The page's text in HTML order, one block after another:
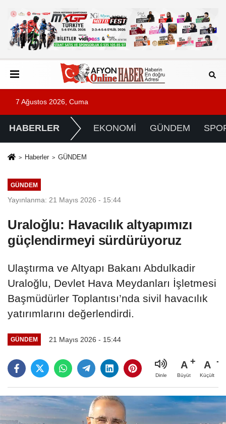
7 Ağustos 2026, Cuma
HABERLER EKONOMİ GÜNDEM
Haberler GÜNDEM
GÜNDEM
Yayınlanma: 21 Mayıs 2026 - 15:44
Uraloğlu: Havacılık altyapımızı
güçlendirmeyi sürdürüyoruz
Ulaştırma ve Altyapı Bakanı Abdulkadir
Uraloğlu, Devlet Hava Meydanları İşletmesi
Başmüdürler Toplantısı’nda sivil havacılık
yatırımlarını değerlendirdi.
GÜNDEM 21 Mayıs 2026 - 15:44
Dinle
A
Büyüt
A
Küçült